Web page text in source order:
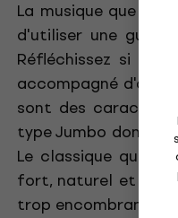
La musique que
d'utiliser une
Réfléchissez si le
accompagné
sont des
type Jumbo
Le classique qu'on
fort, naturel et doté
trop encombrant,